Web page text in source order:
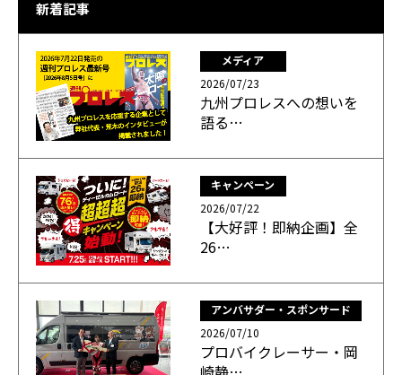
新着記事
メディア
2026/07/23
九州プロレスへの想いを
語る…
キャンペーン
2026/07/22
【大好評！即納企画】全
26…
アンバサダー・スポンサード
2026/07/10
プロバイクレーサー・岡